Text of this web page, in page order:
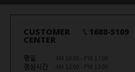
CUSTOMER
CENTER
1688-5109
평일
AM 10:00 - PM 17:00
점심시간
AM 12:00 - PM 13:00